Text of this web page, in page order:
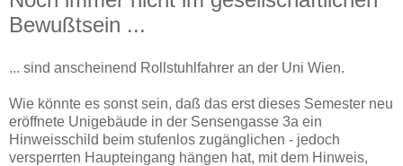
Bewußtsein ...
... sind anscheinend Rollstuhlfahrer an der Uni Wien.
Wie könnte es sonst sein, daß das erst dieses Semester neu
eröffnete Unigebäude in der Sensengasse 3a ein
Hinweisschild beim stufenlos zugänglichen - jedoch
versperrten Haupteingang hängen hat, mit dem Hinweis,